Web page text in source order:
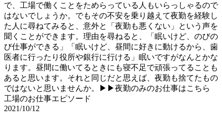
で、工場で働くことをためらっている人もいらっしゃるので
はないでしょうか。でもその不安を乗り越えて夜勤を経験し
た人に尋ねてみると、意外と「夜勤も悪くない」という声を
聞くことができます。理由を尋ねると、「眠いけど、のびの
び仕事ができる」「眠いけど、昼間に好きに動けるから、歯
医者に行ったり役所や銀行に行ける」眠いですがなんとかな
ります。昼間に働いてるときにも寝不足で頑張ってることも
あると思います。それと同じだと思えば、夜勤も捨てたもの
ではないと思いませんか。▶▶夜勤のみのお仕事はこちら
工場のお仕事エピソード
2021/10/12